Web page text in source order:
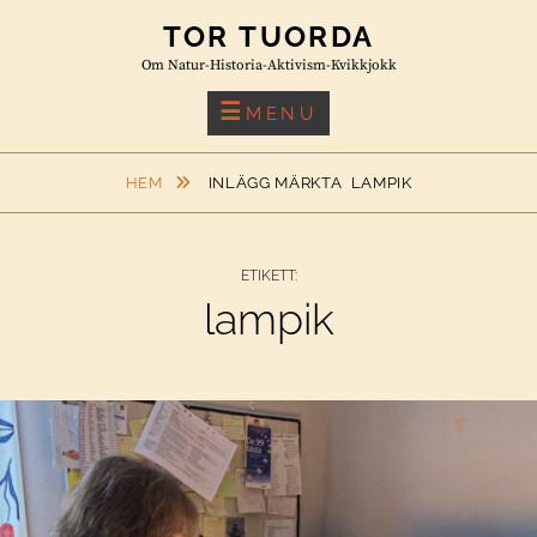
TOR TUORDA
Om Natur-Historia-Aktivism-Kvikkjokk
MENU
HEM INLÄGG MÄRKTA LAMPIK
ETIKETT:
lampik